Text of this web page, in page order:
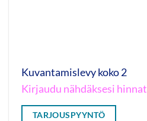
Kuvantamislevy koko 2
Kirjaudu nähdäksesi hinnat
TARJOUSPYYNTÖ